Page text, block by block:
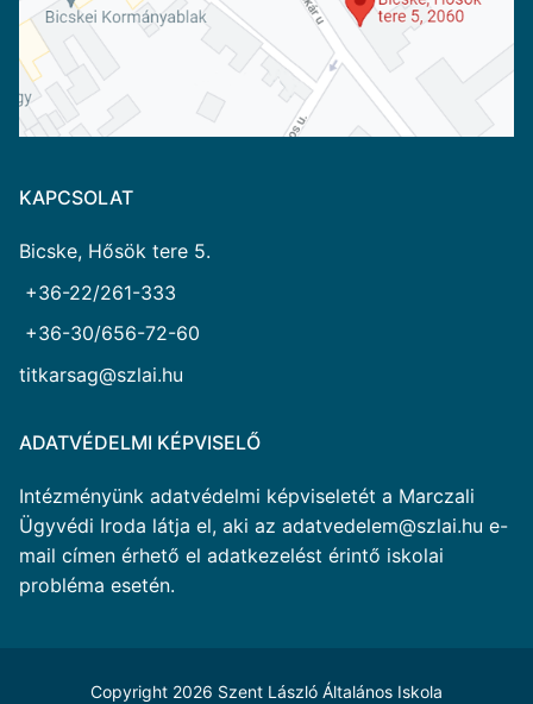
KAPCSOLAT
Bicske, Hősök tere 5.
+36-22/261-333
+36-30/656-72-60
titkarsag@szlai.hu
ADATVÉDELMI KÉPVISELŐ
Intézményünk adatvédelmi képviseletét a Marczali
Ügyvédi Iroda látja el, aki az adatvedelem@szlai.hu e-
mail címen érhető el adatkezelést érintő iskolai
probléma esetén.
Copyright 2026 Szent László Általános Iskola